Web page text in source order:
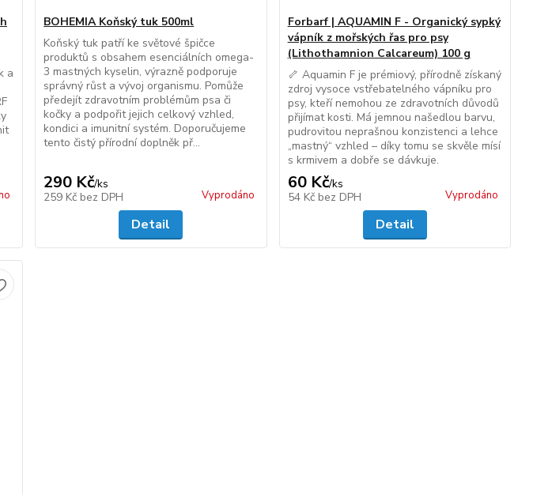
a
BOHEMIA Koňský tuk 500ml
Koňský tuk patří ke světové špičce
produktů s obsahem esenciálních omega-
3 mastných kyselin, výrazně podporuje
správný růst a vývoj organismu. Pomůže
předejít zdravotním problémům psa či
kočky a podpořit jejich celkový vzhled,
kondici a imunitní systém. Doporučujeme
tento čistý přírodní doplněk př...
290 Kč/ks
259 Kč bez DPH Vyprodáno
Detail
Forbarf | AQUAMIN F - Organický sypký
vápník z mořských řas pro psy
(Lithothamnion Calcareum) 100 g
🦴 Aquamin F je prémiový, přírodně získaný
zdroj vysoce vstřebatelného vápníku pro
psy, kteří nemohou ze zdravotních důvodů
přijímat kosti. Má jemnou našedlou barvu,
pudrovitou neprašnou konzistenci a lehce
„mastný“ vzhled – díky tomu se skvěle mísí
s krmivem a dobře se dávkuje.
60 Kč/ks
54 Kč bez DPH Vyprodáno
Detail